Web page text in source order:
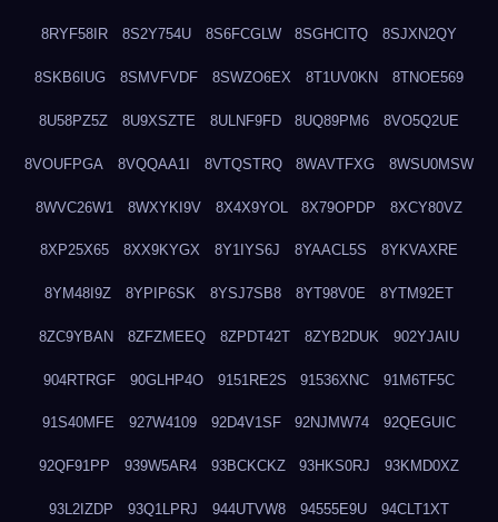
8RYF58IR 8S2Y754U 8S6FCGLW 8SGHCITQ 8SJXN2QY
8SKB6IUG 8SMVFVDF 8SWZO6EX 8T1UV0KN 8TNOE569
8U58PZ5Z 8U9XSZTE 8ULNF9FD 8UQ89PM6 8VO5Q2UE
8VOUFPGA 8VQQAA1I 8VTQSTRQ 8WAVTFXG 8WSU0MSW
8WVC26W1 8WXYKI9V 8X4X9YOL 8X79OPDP 8XCY80VZ
8XP25X65 8XX9KYGX 8Y1IYS6J 8YAACL5S 8YKVAXRE
8YM48I9Z 8YPIP6SK 8YSJ7SB8 8YT98V0E 8YTM92ET
8ZC9YBAN 8ZFZMEEQ 8ZPDT42T 8ZYB2DUK 902YJAIU
904RTRGF 90GLHP4O 9151RE2S 91536XNC 91M6TF5C
91S40MFE 927W4109 92D4V1SF 92NJMW74 92QEGUIC
92QF91PP 939W5AR4 93BCKCKZ 93HKS0RJ 93KMD0XZ
93L2IZDP 93Q1LPRJ 944UTVW8 94555E9U 94CLT1XT